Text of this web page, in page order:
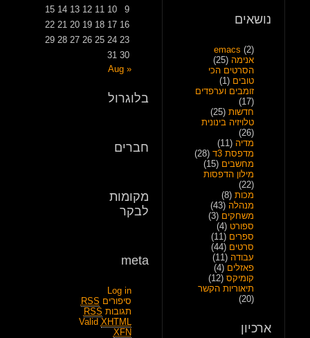
נושאים
emacs (2)
אנימה (25)
הסרטים הכי
טובים (1)
זומבים וערפדים
(17)
חדשות (25)
טלויזיה בינונית
(26)
מדיה (11)
מדפסת 3ד
(28)
מחשבים (15)
מילון הדפסות
(22)
מכות (8)
מנהלה (43)
משחקים (3)
ספורט (4)
ספרים (11)
סרטים (44)
עבודה (11)
פאזלים (4)
קומיקס (12)
תיאוריות הקשר
(20)
ארכיון
9
10
11
12
13
14
15
16
17
18
19
20
21
22
23
24
25
26
27
28
29
30
31
« Aug
בלוגרול
חברים
מקומות
לבקר
meta
Log in
סיפורים RSS
תגובות RSS
Valid XHTML
XFN